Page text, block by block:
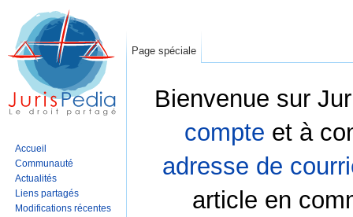
Bienvenue sur
compte et à
adresse de
article en
Page spéciale
Accueil
Communauté
Actualités
Liens partagés
Modifications récentes